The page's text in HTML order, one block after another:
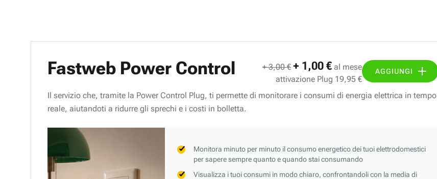
Fastweb Power Control + 3,00 € + 1,00 € al mese
attivazione Plug 19,95 €
AGGIUNGI
Il servizio che, tramite la Power Control Plug, ti permette di monitorare i consumi di energia elettrica in tempo
reale, aiutandoti a ridurre gli sprechi e i costi in bolletta.
Monitora minuto per minuto il consumo energetico dei tuoi elettrodomestici
per sapere sempre quanto e quando stai consumando
Visualizza i tuoi consumi in modo chiaro, confrontandoli con la media di